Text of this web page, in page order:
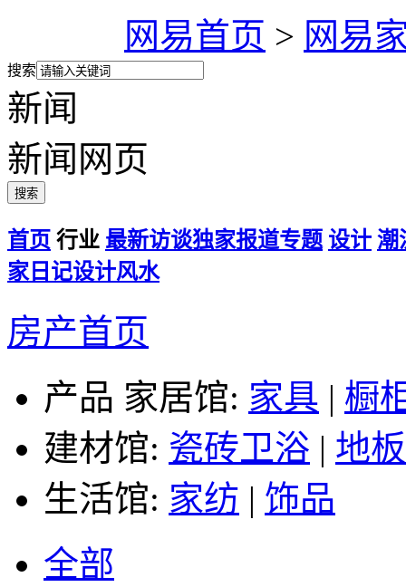
网易首页 > 网易
搜索
新闻
新闻 网页
首页 行业 最新访谈独家报道专题 设计 潮
家 日记设计风水
房产首页
产品 家居馆: 家具 | 橱
建材馆: 瓷砖卫浴 | 地板
生活馆: 家纺 | 饰品
全部